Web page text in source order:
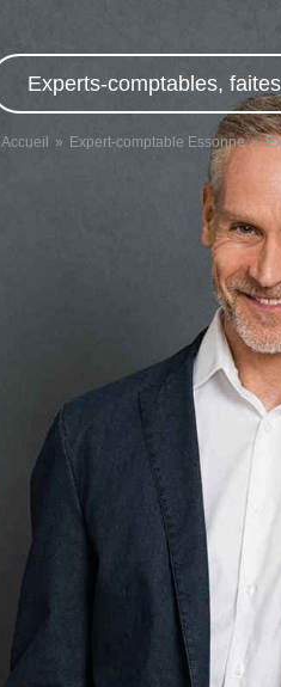
Experts-comptables,
Accueil Expert-comptable Essonne